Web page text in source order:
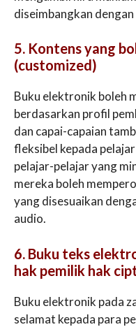
diseimbangkan
5. Kontens yang
(customized)
Buku elektronik boleh
berdasarkan profil
dan capai-capaian
fleksibel kepada
pelajar-pelajar yang
mereka boleh
yang disesuaikan
audio.
6. Buku teks
hak pemilik hak
Buku elektronik pada
selamat kepada para